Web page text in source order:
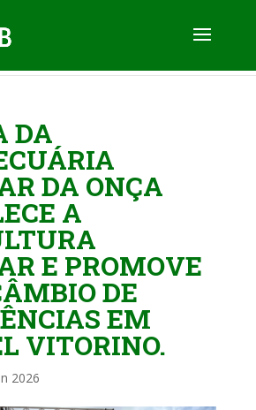
DA
DA ONÇA
A
E PROMOVE
DE
EM
VITORINO.
2026